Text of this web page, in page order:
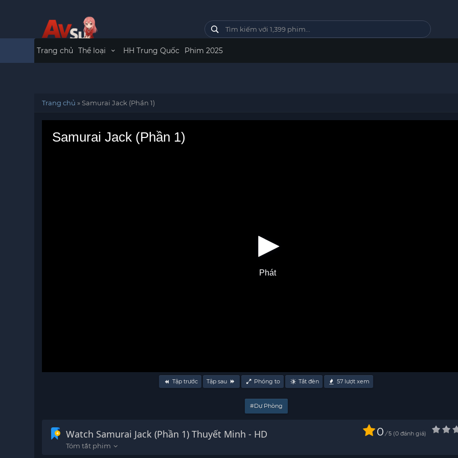
Trang chủ Thể loại HH Trung Quốc Phim 2025
Trang chủ »Samurai Jack (Phần 1)
Samurai Jack (Phần 1)
Phát
Tập trước Tập sau Phóng to Tắt đèn 57 lượt xem
#Dự Phòng
Watch Samurai Jack (Phần 1) Thuyết Minh - HD 0 / 5 0 đánh giá